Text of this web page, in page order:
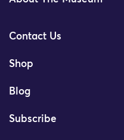
Contact Us
Shop
Blog
Subscribe